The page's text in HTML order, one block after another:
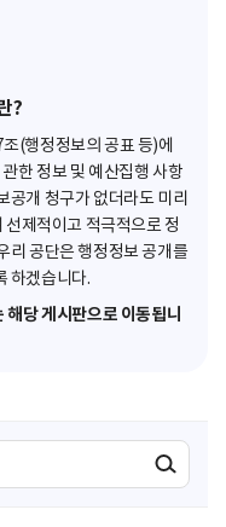
?
(행정정보의 공표 등)에
한 정보 및 예산집행 사항
공개 청구가 없더라도 미리
제적이고 적극적으로 정
리 공단은 행정정보 공개를
하겠습니다.
당 게시판으로 이동됩니
검색실행